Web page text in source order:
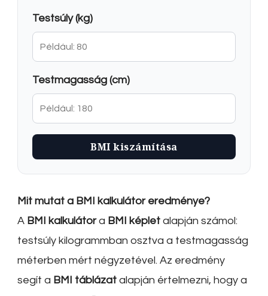
Testsúly (kg)
Testmagasság (cm)
BMI kiszámítása
Mit mutat a BMI kalkulátor eredménye?
A BMI kalkulátora BMI képlet alapján számol:
testsúly kilogrammban osztva a testmagasság
méterben mért négyzetével. Az eredmény
segít a BMI táblázat alapján értelmezni, hogy a